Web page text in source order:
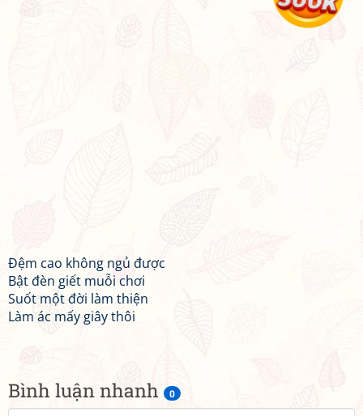
Bình luận nhanh 0
Đệm cao không ngủ được
Bật đèn giết muỗi chơi
Suốt một đời làm thiện
Làm ác mấy giây thôi